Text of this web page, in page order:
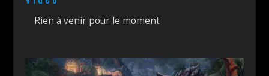
Rien à venir pour le moment